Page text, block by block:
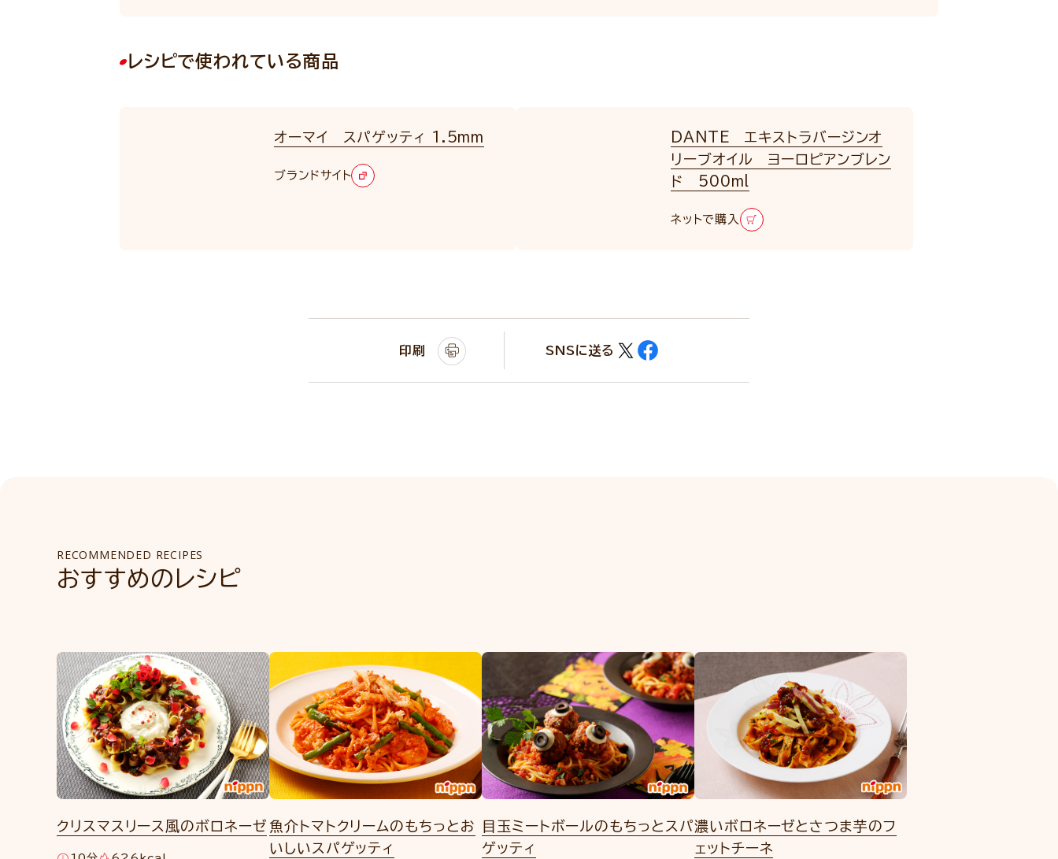
レシピで使われている商品
オーマイ スパゲッティ 1.5mm
ブランドサイト
DANTE エキストラバージンオ
リーブオイル ヨーロピアンブレン
ド 500ml
ネットで購入
印刷 SNSに送る
RECOMMENDED RECIPES
おすすめのレシピ
クリスマスリース風のボロネーゼ 魚介トマトクリームのもちっとお
いしいスパゲッティ
目玉ミートボールのもちっとスパ
ゲッティ
濃いボロネーゼとさつま芋のフ
ェットチーネ